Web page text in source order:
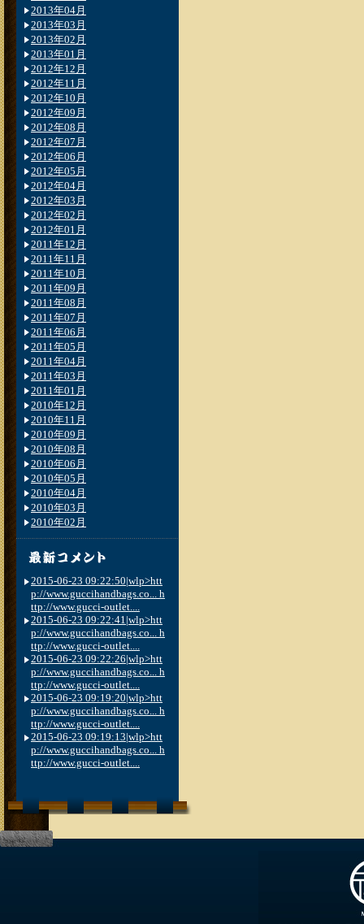
2013年04月
2013年03月
2013年02月
2013年01月
2012年12月
2012年11月
2012年10月
2012年09月
2012年08月
2012年07月
2012年06月
2012年05月
2012年04月
2012年03月
2012年02月
2012年01月
2011年12月
2011年11月
2011年10月
2011年09月
2011年08月
2011年07月
2011年06月
2011年05月
2011年04月
2011年03月
2011年01月
2010年12月
2010年11月
2010年09月
2010年08月
2010年06月
2010年05月
2010年04月
2010年03月
2010年02月
2015-06-23 09:22:50|wlp>htt
p://www.guccihandbags.co... h
ttp://www.gucci-outlet....
2015-06-23 09:22:41|wlp>htt
p://www.guccihandbags.co... h
ttp://www.gucci-outlet....
2015-06-23 09:22:26|wlp>htt
p://www.guccihandbags.co... h
ttp://www.gucci-outlet....
2015-06-23 09:19:20|wlp>htt
p://www.guccihandbags.co... h
ttp://www.gucci-outlet....
2015-06-23 09:19:13|wlp>htt
p://www.guccihandbags.co... h
ttp://www.gucci-outlet....